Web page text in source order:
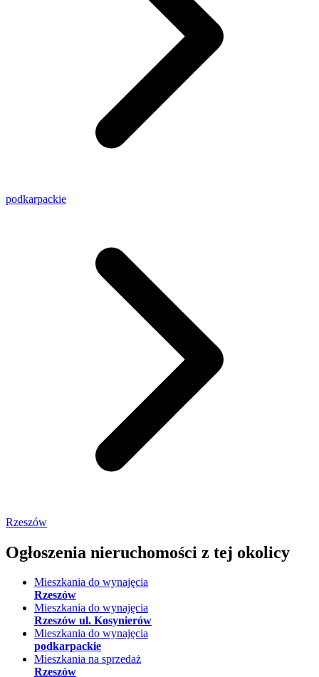
podkarpackie
Rzeszów
Ogłoszenia nieruchomości z tej okolicy
Mieszkania do wynajęcia
Rzeszów
Mieszkania do wynajęcia
Rzeszów ul. Kosynierów
Mieszkania do wynajęcia
podkarpackie
Mieszkania na sprzedaż
Rzeszów